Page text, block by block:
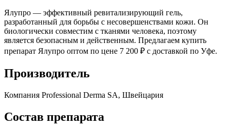
Ялупро — эффективный ревитализирующий гель,
разработанный для борьбы с несовершенствами кожи. Он
биологически совместим с тканями человека, поэтому
является безопасным и действенным. Предлагаем купить
препарат Ялупро оптом по цене 7 200 ₽ с доставкой по Уфе.
Производитель
Компания Professional Derma SA, Швейцария
Состав препарата